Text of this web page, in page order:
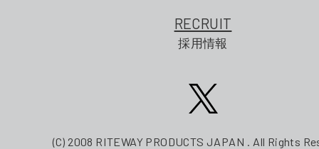
RECRUIT
採用情報
(C) 2008 RITEWAY PRODUCTS JAPAN . All Rights